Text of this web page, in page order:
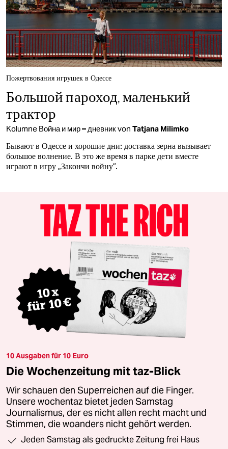
Пожертвования игрушек в Одессе
Большой пароход, маленький
трактор
Kolumne Война и мир – дневникvon Tatjana Milimko
Бывают в Одессе и хорошие дни: доставка зерна вызывает
большое волнение. В это же время в парке дети вместе
играют в игру „Закончи войну“.
10 Ausgaben für 10 Euro
Die Wochenzeitung mit taz-Blick
Wir schauen den Superreichen auf die Finger.
Unsere wochentaz bietet jeden Samstag
Journalismus, der es nicht allen recht macht und
Stimmen, die woanders nicht gehört werden.
Jeden Samstag als gedruckte Zeitung frei Haus